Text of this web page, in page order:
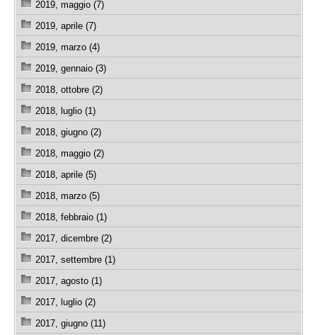
2019, maggio (7)
2019, aprile (7)
2019, marzo (4)
2019, gennaio (3)
2018, ottobre (2)
2018, luglio (1)
2018, giugno (2)
2018, maggio (2)
2018, aprile (5)
2018, marzo (5)
2018, febbraio (1)
2017, dicembre (2)
2017, settembre (1)
2017, agosto (1)
2017, luglio (2)
2017, giugno (11)